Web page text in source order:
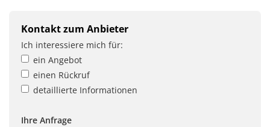
Kontakt zum Anbieter
Ich interessiere mich für:
ein Angebot
einen Rückruf
detaillierte Informationen
Ihre Anfrage